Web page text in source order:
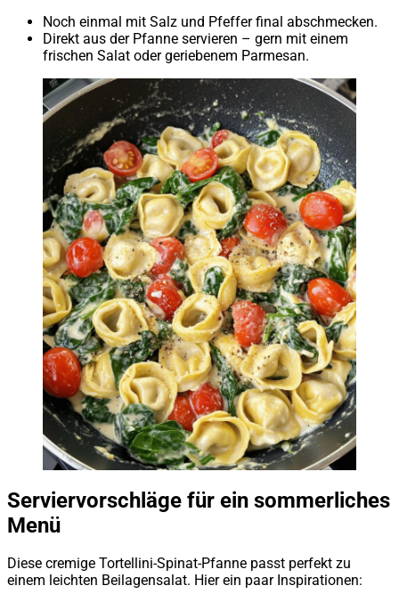
Noch einmal mit Salz und Pfeffer final abschmecken.
Direkt aus der Pfanne servieren – gern mit einem
frischen Salat oder geriebenem Parmesan.
Serviervorschläge für ein sommerliches
Menü
Diese cremige Tortellini-Spinat-Pfanne passt perfekt zu
einem leichten Beilagensalat. Hier ein paar Inspirationen: